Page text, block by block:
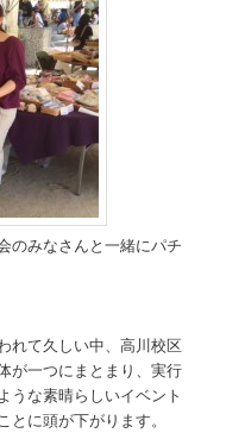
のみなさんと一緒にパチ
れて久しい中、高川校区
が一つにまとまり、実行
うな素晴らしいイベント
に頭が下がります。